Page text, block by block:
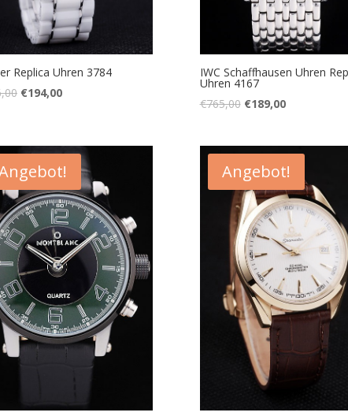
Replica Uhren 3784
€194,00
IWC Schaffhausen Uhren
Uhren 4167
€765,00 €189,00
Angebot!